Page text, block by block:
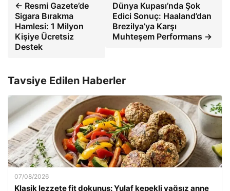
← Resmi Gazete’de
Sigara Bırakma
Hamlesi: 1 Milyon
Kişiye Ücretsiz
Destek
Dünya Kupası’nda Şok
Edici Sonuç: Haaland’dan
Brezilya’ya Karşı
Muhteşem Performans →
Tavsiye Edilen Haberler
07/08/2026
Klasik lezzete fit dokunuş: Yulaf kepekli yağsız anne